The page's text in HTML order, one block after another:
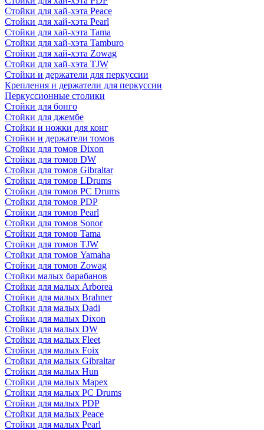
Стойки для хай-хэта Peace
Стойки для хай-хэта Pearl
Стойки для хай-хэта Tama
Стойки для хай-хэта Tamburo
Стойки для хай-хэта Zowag
Стойки для хай-хэта TJW
Стойки и держатели для перкуссии
Крепления и держатели для перкуссии
Перкуссионные столики
Стойки для бонго
Стойки для джембе
Стойки и ножки для конг
Стойки и держатели томов
Стойки для томов Dixon
Стойки для томов DW
Стойки для томов Gibraltar
Стойки для томов LDrums
Стойки для томов PC Drums
Стойки для томов PDP
Стойки для томов Pearl
Стойки для томов Sonor
Стойки для томов Tama
Стойки для томов TJW
Стойки для томов Yamaha
Стойки для томов Zowag
Стойки малых барабанов
Стойки для малых Arborea
Стойки для малых Brahner
Стойки для малых Dadi
Стойки для малых Dixon
Стойки для малых DW
Стойки для малых Fleet
Стойки для малых Foix
Стойки для малых Gibraltar
Стойки для малых Hun
Стойки для малых Mapex
Стойки для малых PC Drums
Стойки для малых PDP
Стойки для малых Peace
Стойки для малых Pearl